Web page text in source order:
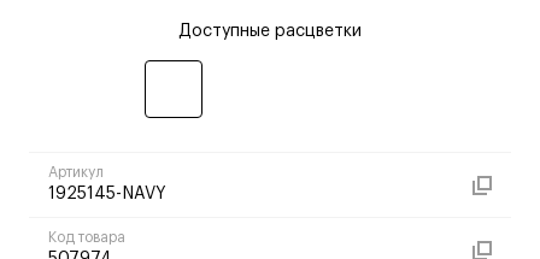
Доступные расцветки
Артикул
1925145-NAVY
Код товара